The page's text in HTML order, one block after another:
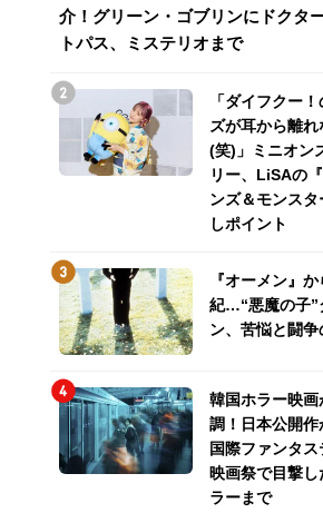
介！グリーン・ゴブリンにドクタ
トパス、ミステリオまで
「ダイフクー
ズが耳から離れ
(笑)」ミニオン
リー、LiSAの
ンズ＆モンスタ
しポイント
『オーメン』
紀…“悪魔の子”
ン、苦悩と闘争
韓国ホラー映画
調！日本公開作
国際ファンタス
映画祭で目撃し
ラーまで